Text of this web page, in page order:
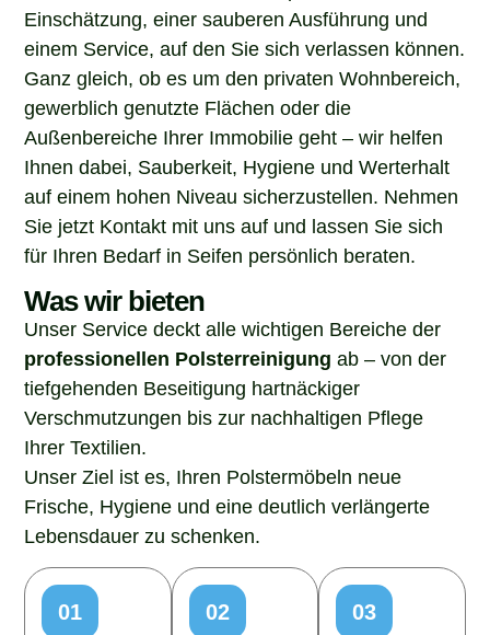
Einschätzung, einer sauberen Ausführung und
einem Service, auf den Sie sich verlassen können.
Ganz gleich, ob es um den privaten Wohnbereich,
gewerblich genutzte Flächen oder die
Außenbereiche Ihrer Immobilie geht – wir helfen
Ihnen dabei, Sauberkeit, Hygiene und Werterhalt
auf einem hohen Niveau sicherzustellen. Nehmen
Sie jetzt Kontakt mit uns auf und lassen Sie sich
für Ihren Bedarf in Seifen persönlich beraten.
Was wir bieten
Unser Service deckt alle wichtigen Bereiche der
professionellen Polsterreinigung ab – von der
tiefgehenden Beseitigung hartnäckiger
Verschmutzungen bis zur nachhaltigen Pflege
Ihrer Textilien.
Unser Ziel ist es, Ihren Polstermöbeln neue
Frische, Hygiene und eine deutlich verlängerte
Lebensdauer zu schenken.
01
02
03